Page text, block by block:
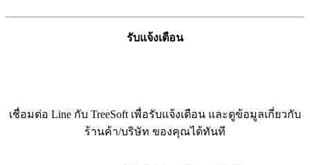
รับแจ้งเตือน
เชื่อมต่อ Line กับ TreeSoft เพื่อรับแจ้งเตือน และดูข้อมูลเกี่ยวกับ
ร้านค้า/บริษัท ของคุณได้ทันที